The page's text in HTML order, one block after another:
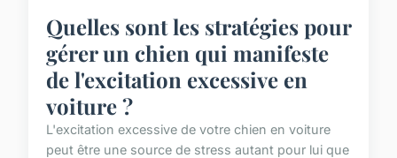
Quelles sont les stratégies pour
gérer un chien qui manifeste
de l'excitation excessive en
voiture ?
L'excitation excessive de votre chien en voiture
peut être une source de stress autant pour lui que